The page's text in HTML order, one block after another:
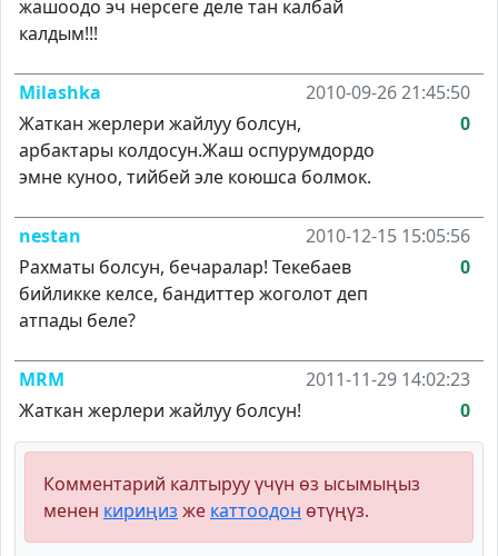
жашоодо эч нерсеге деле тан калбай
калдым!!!
Milashka
2010-09-26 21:45:50
Жаткан жерлери жайлуу болсун,
арбактары колдосун.Жаш оспурумдордо
эмне куноо, тийбей эле коюшса болмок.
0
nestan
2010-12-15 15:05:56
Рахматы болсун, бечаралар! Текебаев
бийликке келсе, бандиттер жоголот деп
атпады беле?
0
MRM
2011-11-29 14:02:23
Жаткан жерлери жайлуу болсун!
0
Комментарий калтыруу үчүн өз ысымыңыз
менен кириңиз же каттоодон өтүңүз.